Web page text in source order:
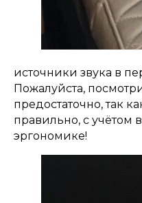
источники звука в
Пожалуйста,
предостаточно, так
правильно, с учётом
эргономике!